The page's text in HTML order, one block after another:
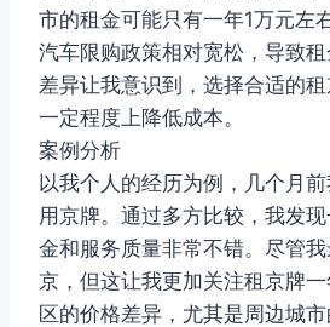
市的租金可能只有一年1万元左
汽车限购政策相对宽松，导致
差异让我意识到，选择合适的
一定程度上降低成本。
案例分析
以我个人的经历为例，几个月
用京牌。通过多方比较，我发
金和服务质量非常不错。尽管
京，但这让我更加关注租京牌
区的价格差异，尤其是周边城